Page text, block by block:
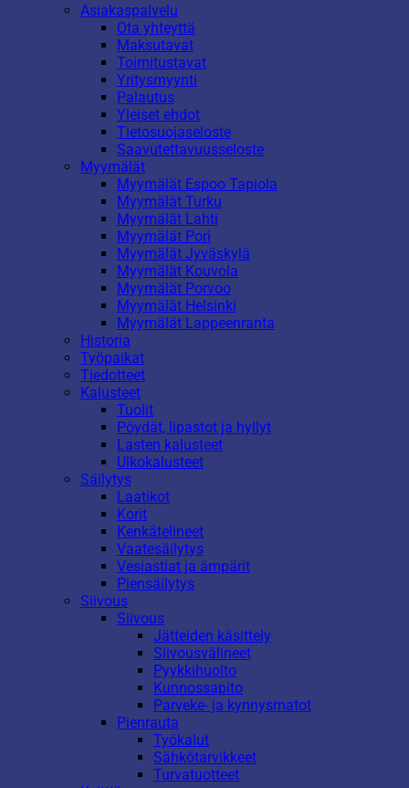
Asiakaspalvelu
Ota yhteyttä
Maksutavat
Toimitustavat
Yritysmyynti
Palautus
Yleiset ehdot
Tietosuojaseloste
Saavutettavuusseloste
Myymälät
Myymälät Espoo Tapiola
Myymälät Turku
Myymälät Lahti
Myymälät Pori
Myymälät Jyväskylä
Myymälät Kouvola
Myymälät Porvoo
Myymälät Helsinki
Myymälät Lappeenranta
Historia
Työpaikat
Tiedotteet
Kalusteet
Tuolit
Pöydät, lipastot ja hyllyt
Lasten kalusteet
Ulkokalusteet
Säilytys
Laatikot
Korit
Kenkätelineet
Vaatesäilytys
Vesiastiat ja ämpärit
Piensäilytys
Siivous
Siivous
Jätteiden käsittely
Siivousvälineet
Pyykkihuolto
Kunnossapito
Parveke- ja kynnysmatot
Pienrauta
Työkalut
Sähkötarvikkeet
Turvatuotteet